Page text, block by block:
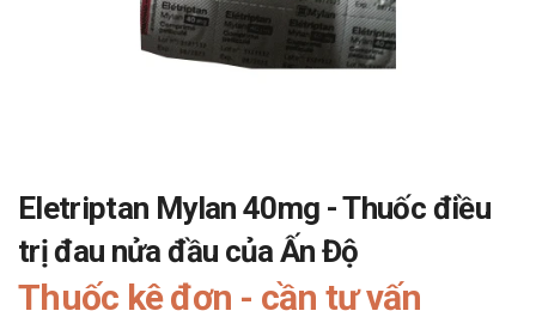
Eletriptan Mylan 40mg - Thuốc điều
trị đau nửa đầu của Ấn Độ
Thuốc kê đơn - cần tư vấn